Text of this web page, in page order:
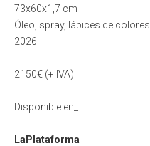
73x60x1,7 cm
Óleo, spray, lápices de
2026
2150€ (+ IVA)
Disponible en_
LaPlataforma